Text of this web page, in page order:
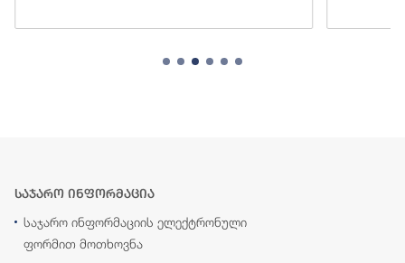
საჯარო ინფორმაცია
საჯარო ინფორმაციის ელექტრონული
ფორმით მოთხოვნა